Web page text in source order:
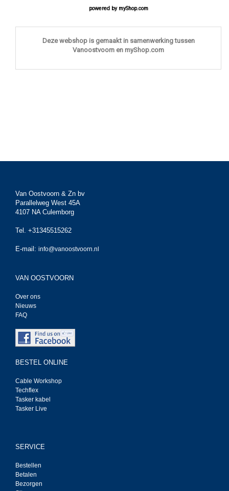
powered by myShop.com
Deze webshop is gemaakt in samenwerking tussen
Vanoostvoorn en myShop.com
Van Oostvoorn & Zn bv
Parallelweg West 45A
4107 NA Culemborg
Tel. +31345515262
E-mail: info@vanoostvoorn.nl
VAN OOSTVOORN
Over ons
Nieuws
FAQ
BESTEL ONLINE
Cable Workshop
Techflex
Tasker kabel
Tasker Live
SERVICE
Bestellen
Betalen
Bezorgen